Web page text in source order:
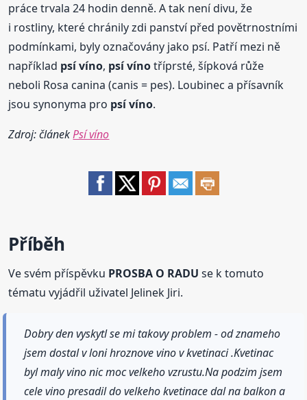
práce trvala 24 hodin denně. A tak není divu, že
i rostliny, které chránily zdi panství před povětrnostními
podmínkami, byly označovány jako psí. Patří mezi ně
například psí víno, psí vínotříprsté, šípková růže
neboli Rosa canina (canis = pes). Loubinec a přísavník
jsou synonyma pro psí víno.
Zdroj: článekPsí víno
Příběh
Ve svém příspěvku PROSBA O RADU se k tomuto
tématu vyjádřil uživatel Jelinek Jiri.
Dobry den vyskytl se mi takovy problem - od znameho
jsem dostal v loni hroznove vino v kvetinaci .Kvetinac
byl maly vino nic moc velkeho vzrustu.Na podzim jsem
cele vino presadil do velkeho kvetinace dal na balkon a